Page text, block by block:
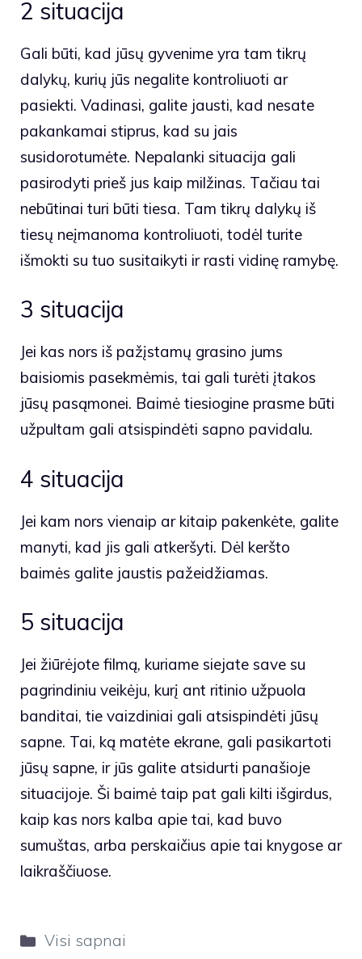
2 situacija
Gali būti, kad jūsų gyvenime yra tam tikrų
dalykų, kurių jūs negalite kontroliuoti ar
pasiekti. Vadinasi, galite jausti, kad nesate
pakankamai stiprus, kad su jais
susidorotumėte. Nepalanki situacija gali
pasirodyti prieš jus kaip milžinas. Tačiau tai
nebūtinai turi būti tiesa. Tam tikrų dalykų iš
tiesų neįmanoma kontroliuoti, todėl turite
išmokti su tuo susitaikyti ir rasti vidinę ramybę.
3 situacija
Jei kas nors iš pažįstamų grasino jums
baisiomis pasekmėmis, tai gali turėti įtakos
jūsų pasąmonei. Baimė tiesiogine prasme būti
užpultam gali atsispindėti sapno pavidalu.
4 situacija
Jei kam nors vienaip ar kitaip pakenkėte, galite
manyti, kad jis gali atkeršyti. Dėl keršto
baimės galite jaustis pažeidžiamas.
5 situacija
Jei žiūrėjote filmą, kuriame siejate save su
pagrindiniu veikėju, kurį ant ritinio užpuola
banditai, tie vaizdiniai gali atsispindėti jūsų
sapne. Tai, ką matėte ekrane, gali pasikartoti
jūsų sapne, ir jūs galite atsidurti panašioje
situacijoje. Ši baimė taip pat gali kilti išgirdus,
kaip kas nors kalba apie tai, kad buvo
sumuštas, arba perskaičius apie tai knygose ar
laikraščiuose.
Kategorijos
Visi sapnai